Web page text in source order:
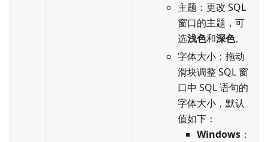
主题：更改 SQL
窗口的主题，可
选浅色和深色。
字体大小：拖动
滑块调整 SQL 窗
口中 SQL 语句的
字体大小，默认
值如下：
Windows ：